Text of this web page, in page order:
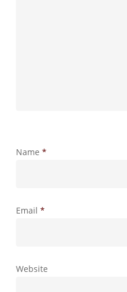
Name *
Email *
Website